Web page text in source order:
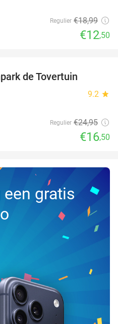
Regulier €18,99
€12,50
de Tovertuin
9.2 star
Regulier €24,95
€16,50
gratis